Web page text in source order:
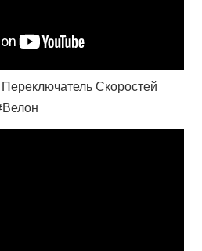
Скоростей